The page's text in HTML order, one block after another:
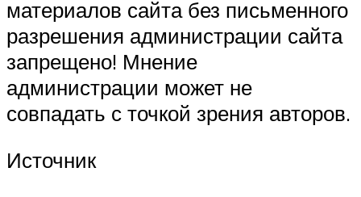
материалов сайта без письменного
разрешения администрации сайта
запрещено! Мнение
администрации может не
совпадать с точкой зрения авторов.
Источник